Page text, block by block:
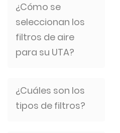
¿Cómo se
seleccionan los
filtros de aire
para su UTA?
¿Cuáles son los
tipos de filtros?